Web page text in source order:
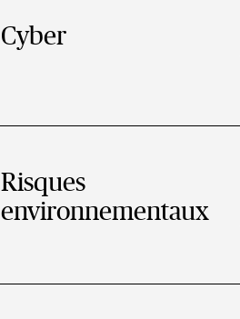
Cyber
Risques
environnementaux